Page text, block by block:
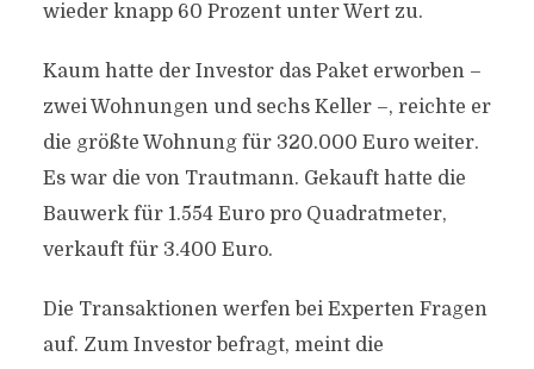
wieder knapp 60 Prozent unter Wert zu.
Kaum hatte der Investor das Paket erworben –
zwei Wohnungen und sechs Keller –, reichte er
die größte Wohnung für 320.000 Euro weiter.
Es war die von Trautmann. Gekauft hatte die
Bauwerk für 1.554 Euro pro Quadratmeter,
verkauft für 3.400 Euro.
Die Transaktionen werfen bei Experten Fragen
auf. Zum Investor befragt, meint die